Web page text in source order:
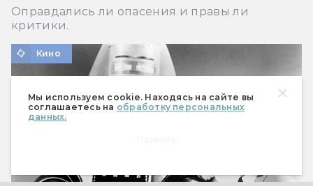
Мы используем cookie. Находясь на сайте вы
соглашаетесь на обработку персональных
данных.
Оправдались ли опасения и правы ли
критики.
Кино